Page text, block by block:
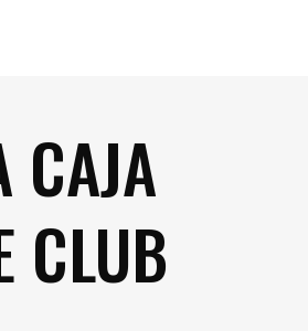
CAJA
CLUB